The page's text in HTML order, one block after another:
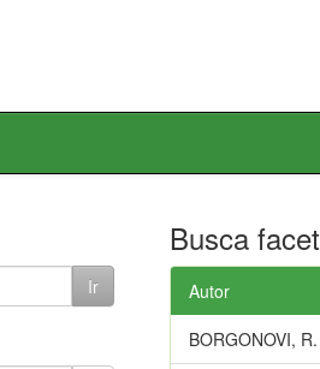
Busca
Autor
BORGONOVI,